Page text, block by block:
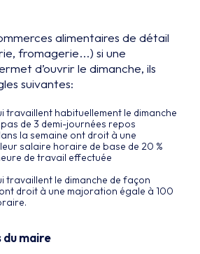
alimentaires de détail
fromagerie...) si une
d’ouvrir le dimanche, ils
suivantes:
travaillent habituellement le dimanche
de 3 demi-journées repos
la semaine ont droit à une
salaire horaire de base de 20 %
de travail effectuée
travaillent le dimanche de façon
droit à une majoration égale à 100
du maire